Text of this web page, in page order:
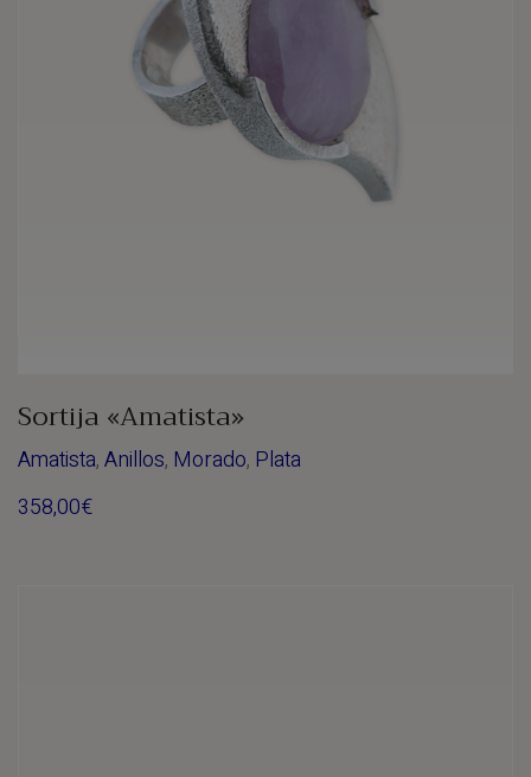
Sortija «Amatista»
Amatista,Anillos, Morado, Plata
358,00€